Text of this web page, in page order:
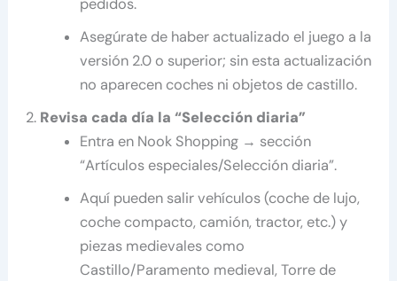
pedidos.
Asegúrate de haber actualizado el juego a la
versión 2.0 o superior; sin esta actualización
no aparecen coches ni objetos de castillo.
Revisa cada día la “Selección diaria”
Entra en Nook Shopping → sección
“Artículos especiales/Selección diaria”.
Aquí pueden salir vehículos (coche de lujo,
coche compacto, camión, tractor, etc.) y
piezas medievales como
Castillo/Paramento medieval, Torre de